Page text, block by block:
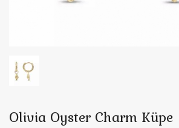
Olivia Oyster Charm Küpe